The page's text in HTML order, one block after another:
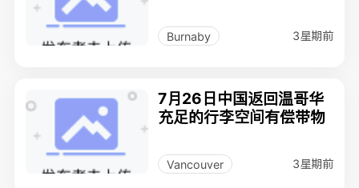
Burnaby 3星期前
7月26日中国返回温哥华
充足的行李空间有偿带物
Vancouver 3星期前